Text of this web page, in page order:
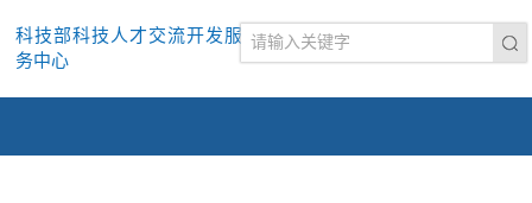
科技部科技人才交流开发服
务中心